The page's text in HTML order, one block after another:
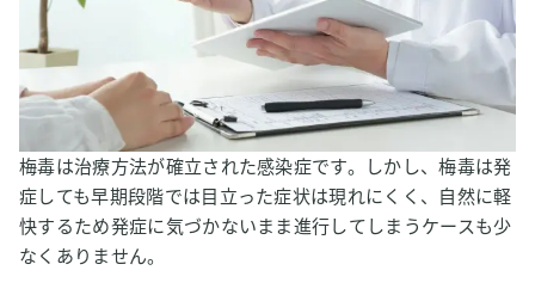
梅毒は治療方法が確立された感染症です。しかし、梅毒は発
症しても早期段階では目立った症状は現れにくく、自然に軽
快するため発症に気づかないまま進行してしまうケースも少
なくありません。